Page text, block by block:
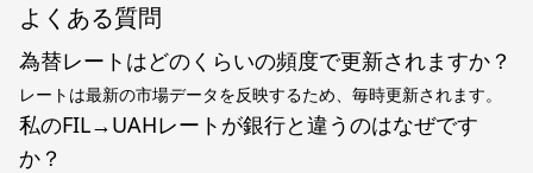
よくある質問
為替レートはどのくらいの頻度で更新されますか？
レートは最新の市場データを反映するため、毎時更新されます。
私のFIL→UAHレートが銀行と違うのはなぜです
か？